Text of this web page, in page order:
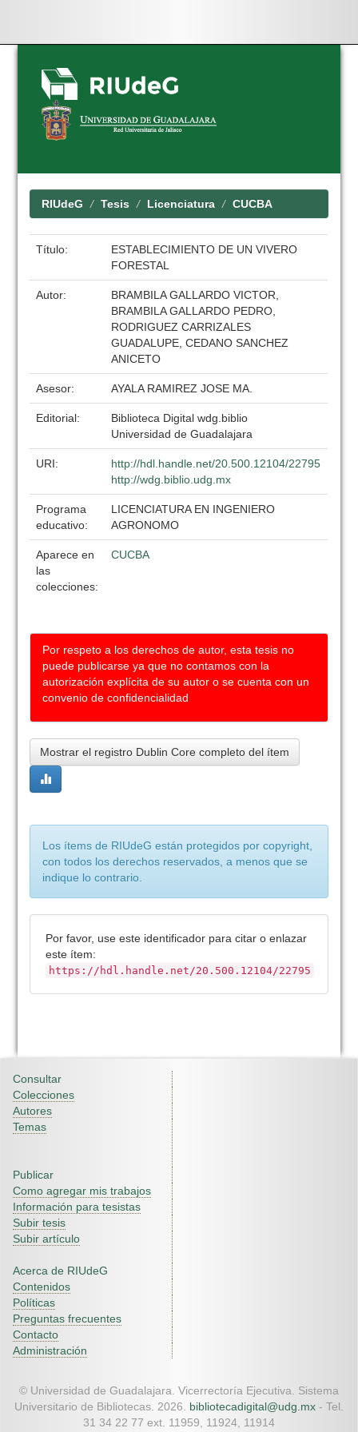
Skip
navigation
RIUdeG Tesis Licenciatura CUCBA
Título:
ESTABLECIMIENTO DE UN VIVERO
FORESTAL
Autor:
BRAMBILA GALLARDO VICTOR,
BRAMBILA GALLARDO PEDRO,
RODRIGUEZ CARRIZALES
GUADALUPE, CEDANO SANCHEZ
ANICETO
Asesor: AYALA RAMIREZ JOSE MA.
Editorial:
Biblioteca Digital wdg.biblio
Universidad de Guadalajara
URI:
http://hdl.handle.net/20.500.12104/22795
http://wdg.biblio.udg.mx
Programa
educativo:
LICENCIATURA EN INGENIERO
AGRONOMO
Aparece en
las
colecciones:
CUCBA
Por respeto a los derechos de autor, esta tesis no
puede publicarse ya que no contamos con la
autorización explícita de su autor o se cuenta con un
convenio de confidencialidad
Mostrar el registro Dublin Core completo del ítem
Los ítems de RIUdeG están protegidos por copyright,
con todos los derechos reservados, a menos que se
indique lo contrario.
Por favor, use este identificador para citar o enlazar
este ítem:
https://hdl.handle.net/20.500.12104/22795
Consultar
Colecciones
Autores
Temas
Publicar
Como agregar mis trabajos
Información para tesistas
Subir tesis
Subir artículo
Acerca de RIUdeG
Contenidos
Políticas
Preguntas frecuentes
Contacto
Administración
© Universidad de Guadalajara. Vicerrectoría Ejecutiva. Sistema
Universitario de Bibliotecas. 2026. bibliotecadigital@udg.mx - Tel.
31 34 22 77 ext. 11959, 11924, 11914